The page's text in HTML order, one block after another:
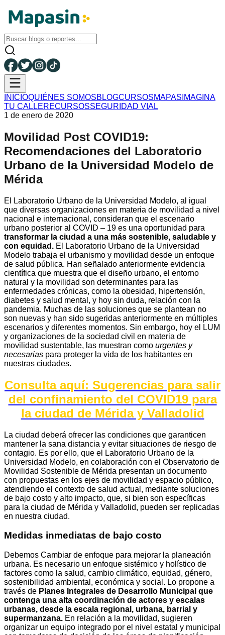
INICIOQUIÉNES SOMOSBLOGCURSOSMAPAS IMAGINA
TU CALLERECURSOSSEGURIDAD VIAL
1 de enero de 2020
Movilidad Post COVID19:
Recomendaciones del Laboratorio
Urbano de la Universidad Modelo de
Mérida
El Laboratorio Urbano de la Universidad Modelo, al igual
que diversas organizaciones en materia de movilidad a nivel
nacional e internacional, consideran que el escenario
urbano posterior al COVID – 19 es una oportunidad para
transformar la ciudad a una más sostenible, saludable y
con equidad. El Laboratorio Urbano de la Universidad
Modelo trabaja el urbanismo y movilidad desde un enfoque
de salud pública. Han señalado anteriormente evidencia
científica que muestra que el diseño urbano, el entorno
natural y la movilidad son determinantes para las
enfermedades crónicas, como la obesidad, hipertensión,
diabetes y salud mental, y hoy sin duda, relación con la
pandemia. Muchas de las soluciones que se plantean no
son nuevas y han sido sugeridas anteriormente en múltiples
escenarios y diferentes momentos. Sin embargo, hoy el LUM
y organizaciones de la sociedad civil en materia de
movilidad sustentable, las muestran como urgentes y
necesarias para proteger la vida de los habitantes en
nuestras ciudades.
Consulta aquí: Sugerencias para salir
del confinamiento del COVID19 para
la ciudad de Mérida y Valladolid
La ciudad deberá ofrecer las condiciones que garanticen
mantener la sana distancia y evitar situaciones de riesgo de
contagio. Es por ello, que el Laboratorio Urbano de la
Universidad Modelo, en colaboración con el Observatorio de
Movilidad Sostenible de Mérida presentan un documento
con propuestas en los ejes de movilidad y espacio público,
atendiendo el contexto de salud actual, mediante soluciones
de bajo costo y alto impacto, que, si bien son específicas
para la ciudad de Mérida y Valladolid, pueden ser replicadas
en nuestra ciudad.
Medidas inmediatas de bajo costo
Debemos Cambiar de enfoque para mejorar la planeación
urbana. Es necesario un enfoque sistémico y holístico de
factores como la salud, cambio climático, equidad, género,
sostenibilidad ambiental, económica y social. Lo propone a
través de Planes Integrales de Desarrollo Municipal que
contenga una alta coordinación de actores y escalas
urbanas, desde la escala regional, urbana, barrial y
supermanzana. En relación a la movilidad, sugieren
organizar un equipo integrado por el nivel estatal y municipal